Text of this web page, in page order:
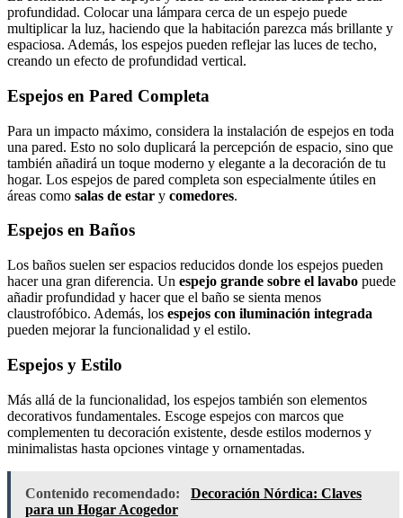
profundidad. Colocar una lámpara cerca de un espejo puede
multiplicar la luz, haciendo que la habitación parezca más brillante y
espaciosa. Además, los espejos pueden reflejar las luces de techo,
creando un efecto de profundidad vertical.
Espejos en Pared Completa
Para un impacto máximo, considera la instalación de espejos en toda
una pared. Esto no solo duplicará la percepción de espacio, sino que
también añadirá un toque moderno y elegante a la decoración de tu
hogar. Los espejos de pared completa son especialmente útiles en
áreas como salas de estar y comedores.
Espejos en Baños
Los baños suelen ser espacios reducidos donde los espejos pueden
hacer una gran diferencia. Un espejo grande sobre el lavabo puede
añadir profundidad y hacer que el baño se sienta menos
claustrofóbico. Además, los espejos con iluminación integrada
pueden mejorar la funcionalidad y el estilo.
Espejos y Estilo
Más allá de la funcionalidad, los espejos también son elementos
decorativos fundamentales. Escoge espejos con marcos que
complementen tu decoración existente, desde estilos modernos y
minimalistas hasta opciones vintage y ornamentadas.
Contenido recomendado:
Decoración Nórdica: Claves
para un Hogar Acogedor